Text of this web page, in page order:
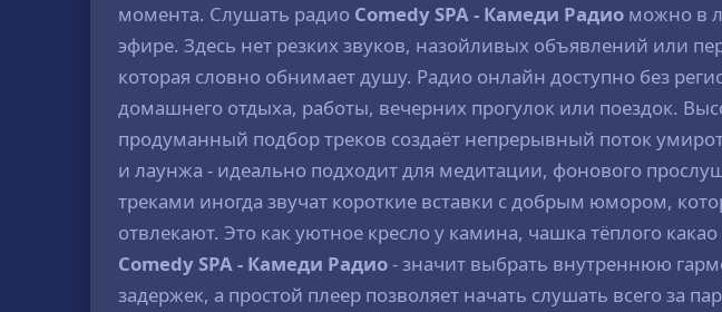
момента. Слушать радио Comedy SPA - Камеди Радио можно в
эфире. Здесь нет резких звуков, назойливых объявлений или
которая словно обнимает душу. Радио онлайн доступно без
домашнего отдыха, работы, вечерних прогулок или поездок.
продуманный подбор треков создаёт непрерывный поток
и лаунжа - идеально подходит для медитации, фонового
треками иногда звучат короткие вставки с добрым юмором,
отвлекают. Это как уютное кресло у камина, чашка тёплого
Comedy SPA - Камеди Радио- значит выбрать внутреннюю
задержек, а простой плеер позволяет начать слушать всего за